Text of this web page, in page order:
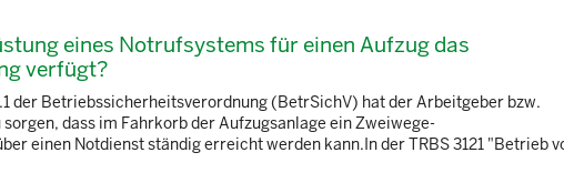
eines Notrufsystems für einen Aufzug das
verfügt?
der Betriebssicherheitsverordnung (BetrSichV) hat der Arbeitgeber bzw.
dass im Fahrkorb der Aufzugsanlage ein Zweiwege-
einen Notdienst ständig erreicht werden kann.In der TRBS 3121 "Betrieb